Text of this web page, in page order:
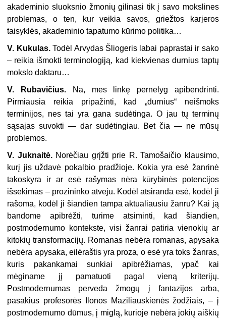
akademinio sluoksnio žmonių gilinasi tik į savo mokslines
problemas, o ten, kur veikia savos, griežtos karjeros
taisyklės, akademinio tapatumo kūrimo politika…
V. Kukulas.Todėl Arvydas Šliogeris labai paprastai ir sako
– reikia išmokti terminologiją, kad kiekvienas durnius taptų
mokslo daktaru…
V. Rubavičius. Na, mes linkę pernelyg apibendrinti.
Pirmiausia reikia pripažinti, kad „durnius“ neišmoks
terminijos, nes tai yra gana sudėtinga. O jau tų terminų
sąsajas suvokti — dar sudėtingiau. Bet čia — ne mūsų
problemos.
V. Juknaitė. Norėčiau grįžti prie R. Tamošaičio klausimo,
kurį jis uždavė pokalbio pradžioje. Kokia yra esė žanrinė
takoskyra ir ar esė rašymas nėra kūrybinės potencijos
išsekimas – prozininko atveju. Kodėl atsiranda esė, kodėl ji
rašoma, kodėl ji šiandien tampa aktualiausiu žanru? Kai ją
bandome apibrėžti, turime atsiminti, kad šiandien,
postmodernumo kontekste, visi žanrai patiria vienokių ar
kitokių transformacijų. Romanas nebėra romanas, apysaka
nebėra apysaka, eilėraštis yra proza, o esė yra toks žanras,
kuris pakankamai sunkiai apibrėžiamas, ypač kai
mėginame jį pamatuoti pagal vieną kriterijų.
Postmodernumas perveda žmogų į fantazijos arba,
pasakius profesorės Ilonos Maziliauskienės žodžiais, – į
postmodernumo dūmus, į miglą, kurioje nebėra jokių aiškių